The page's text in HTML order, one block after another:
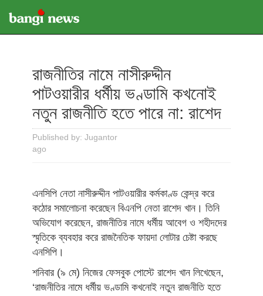
রাজনীতির নামে নাসীরুদ্দীন
পাটওয়ারীর ধর্মীয় ভণ্ডামি কখনোই
নতুন রাজনীতি হতে পারে না: রাশেদ
Published by: Jugantor
ago
এনসিপি নেতা নাসীরুদ্দীন পাটওয়ারীর কর্মকাণ্ড কেন্দ্র করে
কঠোর সমালোচনা করেছেন বিএনপি নেতা রাশেদ খান। তিনি
অভিযোগ করেছেন, রাজনীতির নামে ধর্মীয় আবেগ ও শহীদদের
স্মৃতিকে ব্যবহার করে রাজনৈতিক ফায়দা লোটার চেষ্টা করছে
এনসিপি।
শনিবার (৯ মে) নিজের ফেসবুক পোস্টে রাশেদ খান লিখেছেন,
‘রাজনীতির নামে ধর্মীয় ভণ্ডামি কখনোই নতুন রাজনীতি হতে